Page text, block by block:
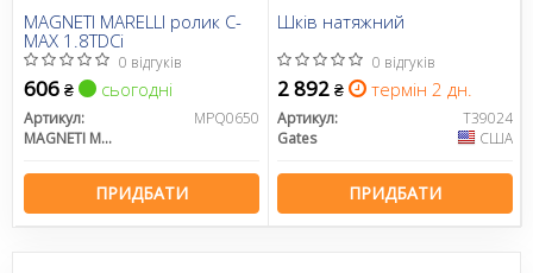
MAGNETI MARELLI ролик C-
MAX 1.8TDCi
0 відгуків
606 ₴ сьогодні
Артикул:
MPQ0650
MAGNETI MARELLI
ПРИДБАТИ
Шків натяжний
0 відгуків
2 892 ₴ термін 2 дн.
Артикул:
T39024
Gates
США
ПРИДБАТИ